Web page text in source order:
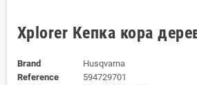
Xplorer Кепка кора
Brand
Husqvarna
Reference
594729701